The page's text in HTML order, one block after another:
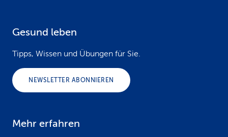
Gesund leben
Tipps, Wissen und Übungen für Sie.
NEWSLETTER ABONNIEREN
Mehr erfahren